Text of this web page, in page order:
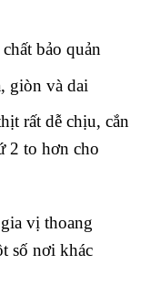
bảo quản
giòn và dai
rất dễ chịu, cắn
2 to hơn cho
vị thoang
số nơi khác